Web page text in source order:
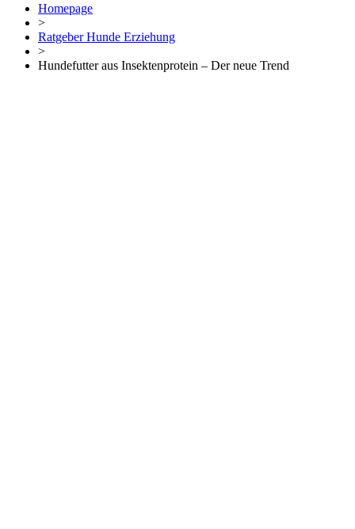
Homepage
>
Ratgeber Hunde Erziehung
>
Hundefutter aus Insektenprotein – Der neue Trend